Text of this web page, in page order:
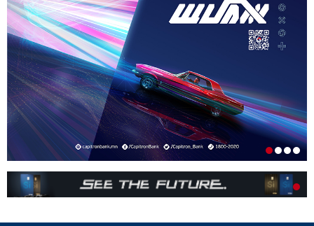
ТЭТГЭВРИЙН ЗЭЭЛИЙН ХҮҮГ БУУРУУЛАХ,
УРТАСГАХ ЧИГЛЭЛЭЭР АЖИЛЛАНА
1-р сар. 19, 2026, 10:52 a.m.
ИРГЭДИЙН НЭРИЙН ДАНСНЫ
ХУРИМТЛАЛЫГ НЭГ САЯД ХҮРГЭНЭ
1-р сар. 19, 2026, 10:48 a.m.
ЭНЭ ЖИЛ БҮХ НИЙТЭЭРЭЭ 15 ХОНОГ АМРАХ
НЬ
1-р сар. 7, 2026, 3:41 p.m.